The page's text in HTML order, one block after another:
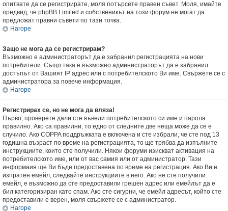
опитвате да се регистрирате, моля потърсете правен съвет. Моля, имайте
предвид, че phpBB Limited и собственикът на този форум не могат да
предложат правни съвети по тази точка.
Нагоре
Защо не мога да се регистрирам?
Възможно е администраторът да е забранил регистрацията на нови
потребители. Също така е възможно администраторът да е забранил
достъпът от Вашият IP адрес или с потребителското Ви име. Свържете се с
администратора за повече информация.
Нагоре
Регистрирах се, но не мога да вляза!
Първо, проверете дали сте въвели потребителското си име и парола
правилно. Ако са правилни, то едно от следните две неща може да се е
случило. Ако COPPA поддръжката е включена и сте избрали, че сте под 13
годишна възраст по време на регистрацията, то ще трябва да изпълните
инструкциите, които сте получили. Някои форуми изискват активация на
потребителското име, или от вас самия или от администратор. Тази
информаия ще Ви бъде предоставена по време на регистрация. Ако Ви е
изпратен емейл, следвайте инструкциите в него. Ако не сте получили
емейл, е възможно да сте предоставили грешен адрес или емейлът да е
бил категоризиран като спам. Ако сте сигурни, че емейл адресът, който сте
предоставили е верен, моля свържете се с администратор.
Нагоре